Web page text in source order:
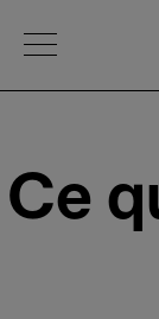
Open Menu
Ce